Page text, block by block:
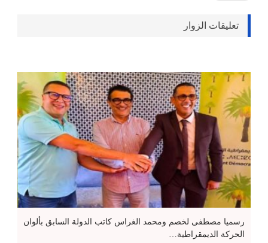
تعليقات الزوار
رسميا مصطفى لخصم ومحمد الغراس كاتب الدولة السابق بألوان
الحركة الديمقراطية…